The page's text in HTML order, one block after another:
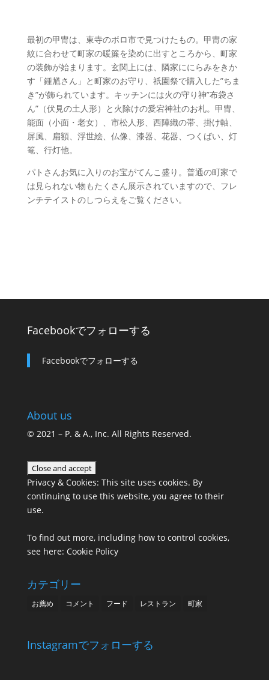
最初の甲冑は、東寺のボロ市で見つけたもの。甲冑の家
紋に合わせて町家の暖簾を染めに出すところから、町家
の装飾が始まります。玄関上には、隣家ににらみをきか
す「鍾馗さん」と町家のお守り、祇園祭で購入した”ちま
き”が飾られています。キッチンには火の守り神”布袋さ
ん”（伏見の土人形）と火除けの愛宕神社のお札。甲冑、
能面（小面・老女）、市松人形、西陣織の帯、掛け軸、
屏風、扁額、浮世絵、仏像、漆器、花器、つくばい、灯
篭、行灯他。
パトさんお気に入りのお宝がてんこ盛り。普通の町家で
は見られない物もたくさん展示されていますので、フレ
ンチテイストのしつらえをご覧ください。
Facebookでフォローする
Facebookでフォローする
About us
© 2021 – P. & A., Inc. All Rights Reserved.
Privacy & Cookies: This site uses cookies. By
continuing to use this website, you agree to their
use.
To find out more, including how to control cookies,
see here: Cookie Policy
カテゴリー
お薦め コメント フード レストラン 町家
Instagramでフォローする